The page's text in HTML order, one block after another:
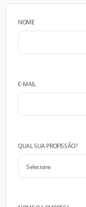
NOME
E-MAIL
QUAL SUA PROFISSÃO?